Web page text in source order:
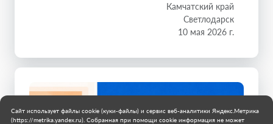
Камчатский край
Светлодарск
10 мая 2026 г.
Сайт использует файлы cookie (куки-файлы) и сервис веб-аналитики Яндекс.Метрика
(https://metrika.yandex.ru). Собранная при помощи cookie информация не может